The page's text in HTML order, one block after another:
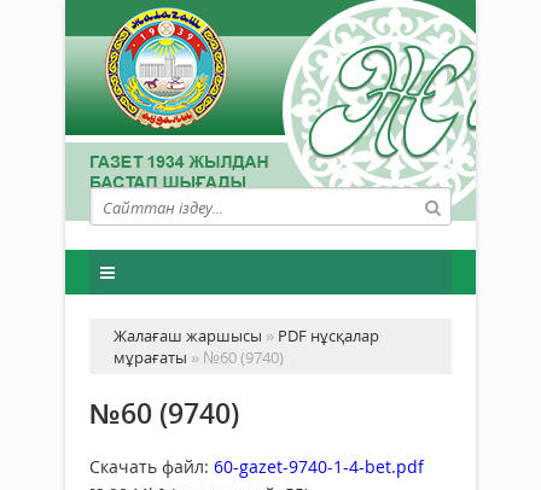
Жалағаш жаршысы » PDF нұсқалар
мұрағаты » №60 (9740)
№60 (9740)
Скачать файл: 60-gazet-9740-1-4-bet.pdf